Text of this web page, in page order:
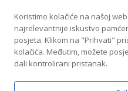
Politika
Veleton DOO -
Koristimo kolačiće na našoj
najrelevantnije iskustvo
posjeta. Klikom na "Prihvati"
kolačića. Međutim, možete
dali kontrolirani pristanak.